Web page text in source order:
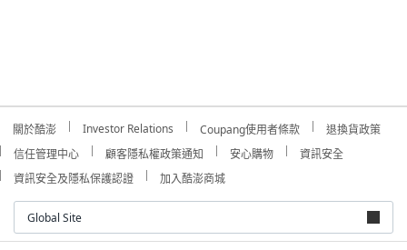
關於酷澎 Investor Relations Coupang使用者條款
退換貨政策
信任管理中心
顧客隱私權政策通知 安心購物
資訊安全
資訊安全及隱私保護認證
加入酷澎商城
Global Site